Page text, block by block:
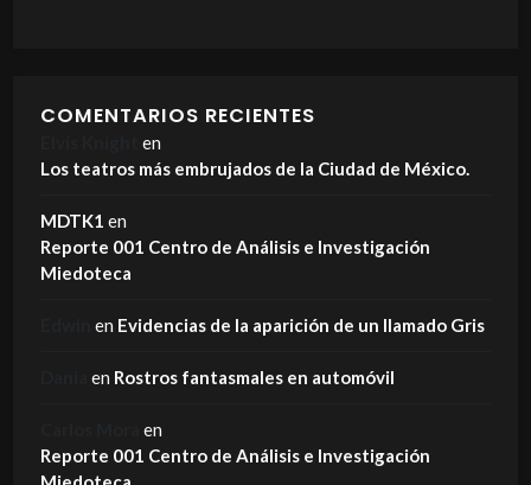
COMENTARIOS RECIENTES
en
Los teatros más embrujados de la Ciudad de México.
MDTK1 en
Reporte 001 Centro de Análisis e Investigación
Miedoteca
en Evidencias de la aparición de un llamado Gris
en Rostros fantasmales en automóvil
en
Reporte 001 Centro de Análisis e Investigación